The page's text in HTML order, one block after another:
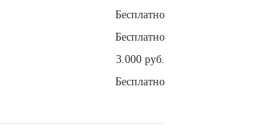
Бесплатно
Бесплатно
3.000 руб.
Бесплатно